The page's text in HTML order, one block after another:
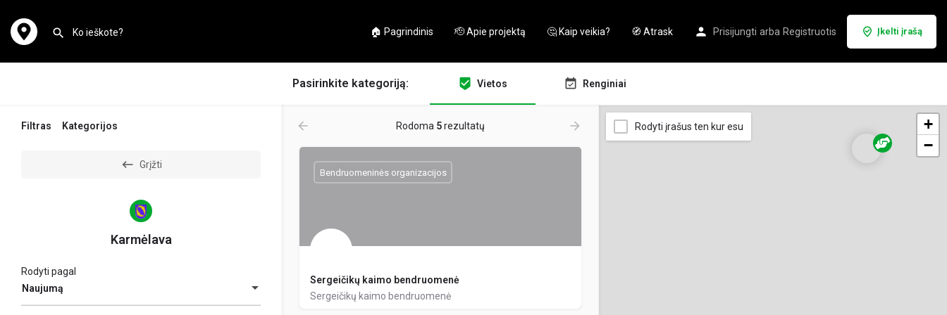
🏠 Pagrindinis 🫡 Apie projektą 🤔 Kaip veikia? 🧭 Atrask Prisijungti arba Registruotis Įkelti įrašą
Pasirinkite kategoriją: Vietos Renginiai
Filtras Kategorijos
Grįžti
Karmėlava
Naujumą
Rodyti pagal
Rodoma 5rezultatų
Sergeičikų kaimo bendruomenė
Sergeičikų kaimo bendruomenė
Bendruomeninės organizacijos
+
−
Rodyti įrašus ten kur esu